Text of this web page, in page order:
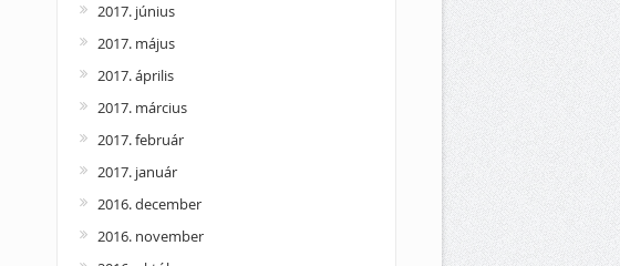
2017. június
2017. május
2017. április
2017. március
2017. február
2017. január
2016. december
2016. november